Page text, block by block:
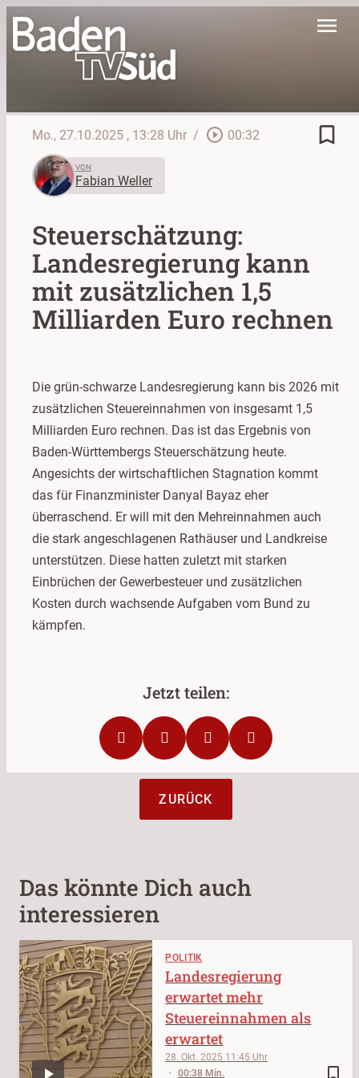
menu
Mo., 27.10.2025 , 13:28 Uhr / play_circle_outline 00:32 bookmark_border
VON
Fabian Weller
Steuerschätzung:
Landesregierung kann
mit zusätzlichen 1,5
Milliarden Euro rechnen
Die grün-schwarze Landesregierung kann bis 2026 mit
zusätzlichen Steuereinnahmen von insgesamt 1,5
Milliarden Euro rechnen. Das ist das Ergebnis von
Baden-Württembergs Steuerschätzung heute.
Angesichts der wirtschaftlichen Stagnation kommt
das für Finanzminister Danyal Bayaz eher
überraschend. Er will mit den Mehreinnahmen auch
die stark angeschlagenen Rathäuser und Landkreise
unterstützen. Diese hatten zuletzt mit starken
Einbrüchen der Gewerbesteuer und zusätzlichen
Kosten durch wachsende Aufgaben vom Bund zu
kämpfen.
ZURÜCK
Das könnte Dich auch
interessieren
POLITIK
bookmark_border
28. Okt. 2025 11:45
00:38 Min.
Landesregierung
erwartet mehr
Steuereinnahmen als
erwartet